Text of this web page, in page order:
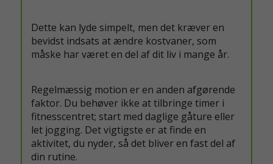
Dette kan lyde simpelt, men det kræver en
bevidst indsats at ændre kostvaner, som
måske har været en del af dit liv i mange år.
Regelmæssig motion er en anden afgørende
faktor. Du behøver ikke at tilbringe timer i
fitnesscentret; start med daglige gåture eller
let jogging. Det vigtigste er at finde en
aktivitet, du nyder, så det bliver en fast del af
din rutine.